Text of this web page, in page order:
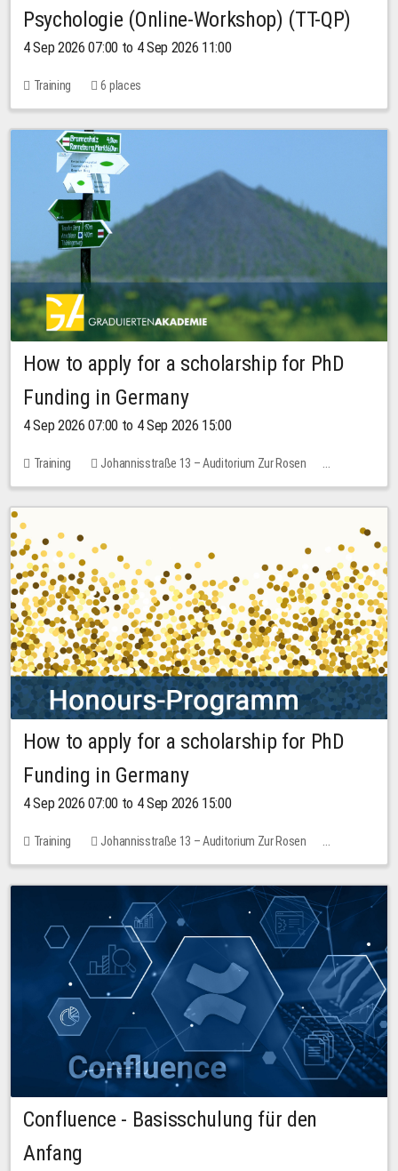
Psychologie (Online-Workshop) (TT-QP)
4 Sep 2026 07:00 to 4 Sep 2026 11:00
Training 6 places
How to apply for a scholarship for PhD
Funding in Germany
4 Sep 2026 07:00 to 4 Sep 2026 15:00
Training
Johannisstraße 13 – Auditorium Zur Rosen
7 places
10.00 EUR
How to apply for a scholarship for PhD
Funding in Germany
4 Sep 2026 07:00 to 4 Sep 2026 15:00
Training
Johannisstraße 13 – Auditorium Zur Rosen
No free places
Confluence - Basisschulung für den
Anfang